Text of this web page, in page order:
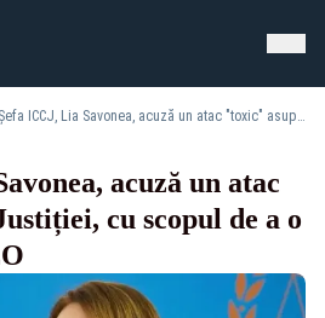
Șefa ICCJ, Lia Savonea, acuză un atac "toxic" asupra Justiției, cu scopul de a o controla - VIDEO
acuză un atac
cu scopul de a o